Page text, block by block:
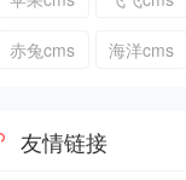
赤兔cms 海洋cms
友情链接